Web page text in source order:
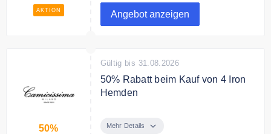
AKTION Angebot anzeigen
50%
Gültig bis 31.08.2026
50% Rabatt beim Kauf von 4 Iron
Hemden
für 199,90€ . Sie sparen 50%
Mehr Details